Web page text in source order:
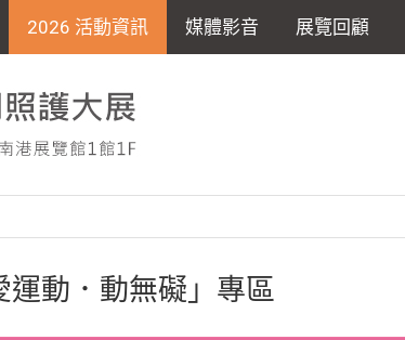
2026 活動資訊 媒體影音 展覽回顧
運動．動無礙」專區